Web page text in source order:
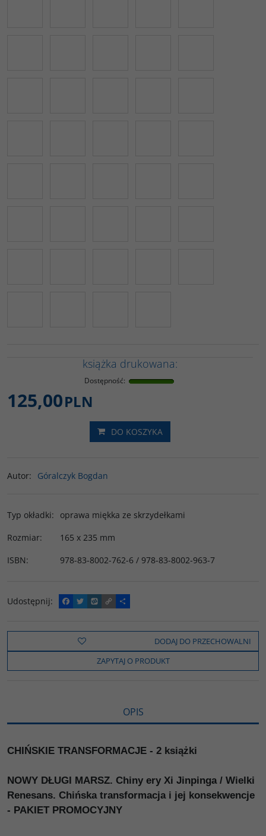
książka drukowana:
Dostępność:
125,00PLN
DO KOSZYKA
Autor: Góralczyk Bogdan
Typ okładki:
oprawa miękka ze skrzydełkami
Rozmiar:
165 x 235 mm
ISBN: 978-83-8002-762-6 / 978-83-8002-963-7
Udostępnij:
F
a
e
o
k
T
w
t
t
e
W
y
o
C
o
y
i
n
k
P
o
z
e
l
s
DODAJ DO PRZECHOWALNI
ZAPYTAJ O PRODUKT
OPIS
CHIŃSKIE TRANSFORMACJE - 2 książki
NOWY DŁUGI MARSZ. Chiny ery Xi Jinpinga / Wielki
Renesans. Chińska transformacja i jej konsekwencje
- PAKIET PROMOCYJNY